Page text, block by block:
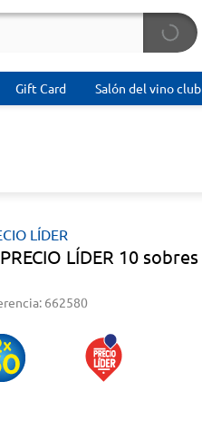
Gift Card Salón del vino club
LÍDER
LÍDER 10 sobres
662580